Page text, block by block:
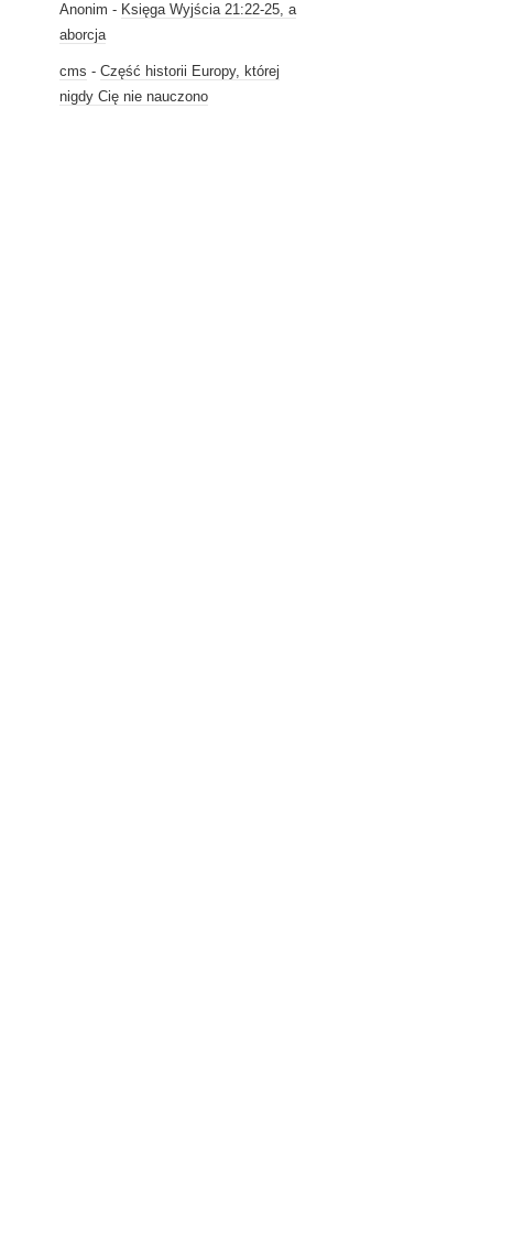
Anonim - Księga Wyjścia 21:22-25, a
aborcja
cms - Część historii Europy, której
nigdy Cię nie nauczono